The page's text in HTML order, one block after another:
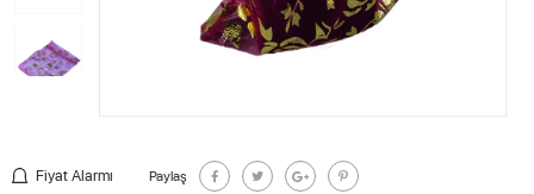
Fiyat Alarmı Paylaş